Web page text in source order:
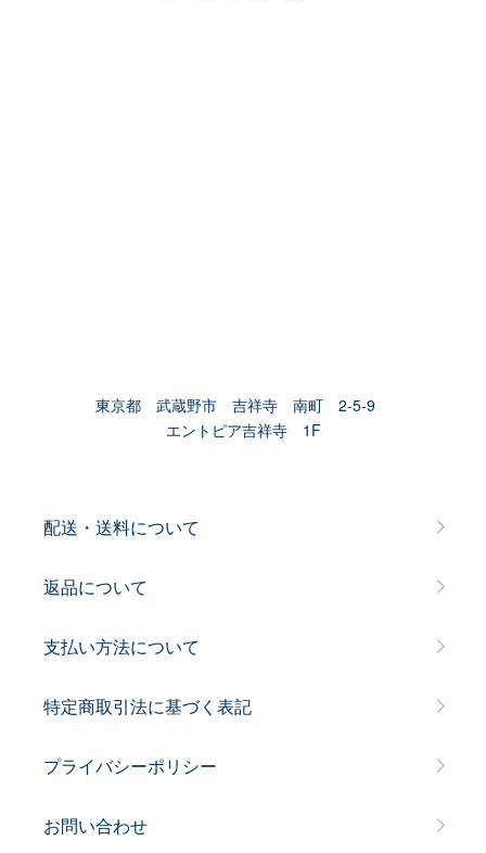
東京都 武蔵野市 吉祥寺 南町 2-5-9
エントピア吉祥寺 1F
配送・送料について
返品について
支払い方法について
特定商取引法に基づく表記
プライバシーポリシー
お問い合わせ